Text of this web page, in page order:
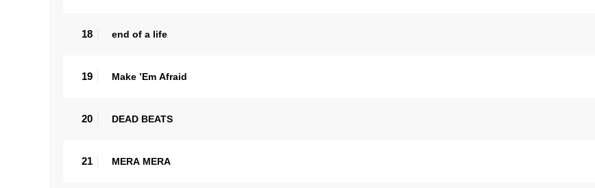
18 end of a life
19 Make ’Em Afraid
20 DEAD BEATS
21 MERA MERA